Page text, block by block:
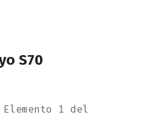
S70
1 del